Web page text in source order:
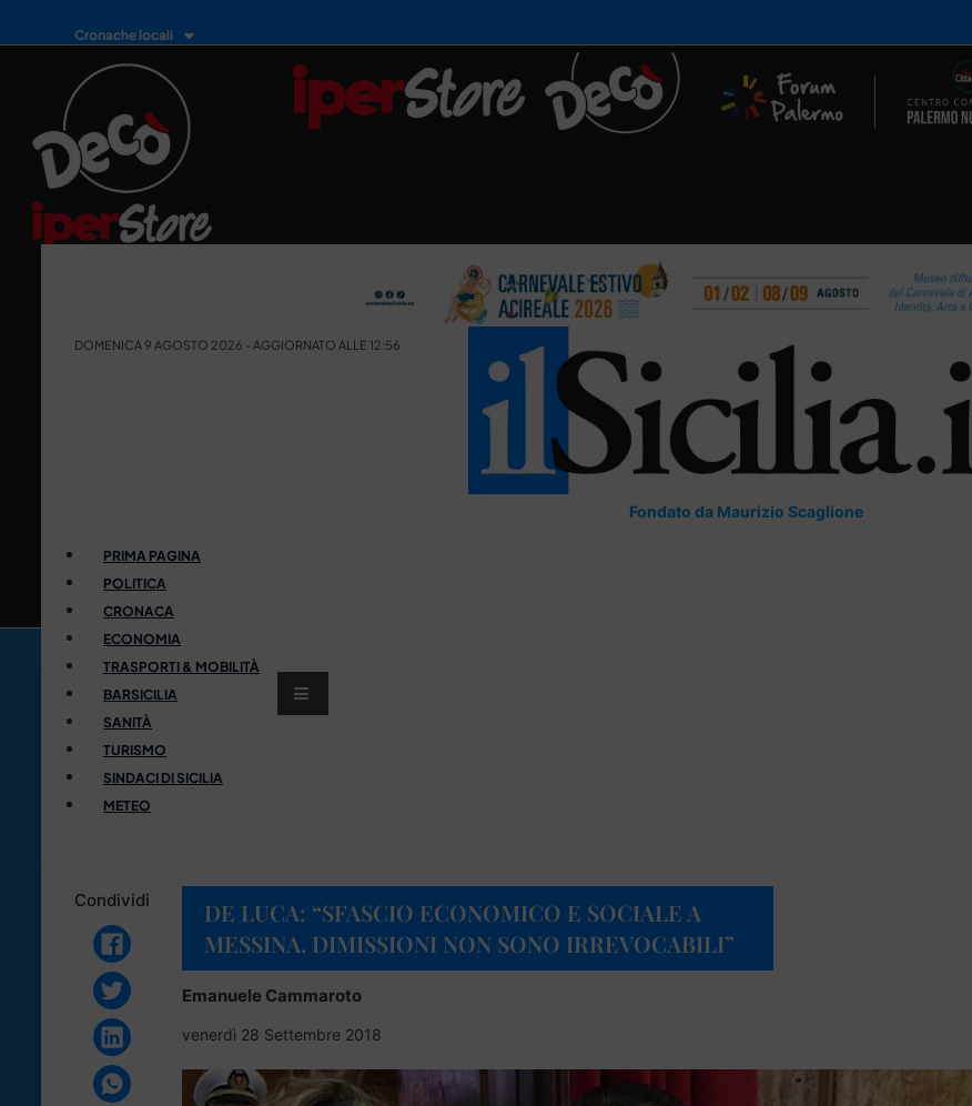
Cronache locali
DOMENICA 9 AGOSTO 2026 - AGGIORNATO ALLE 12:56
Fondato da Maurizio Scaglione
PRIMA PAGINA
POLITICA
CRONACA
ECONOMIA
TRASPORTI & MOBILITÀ
BARSICILIA
SANITÀ
TURISMO
SINDACI DI SICILIA
METEO
Condividi
DE LUCA: “SFASCIO ECONOMICO E SOCIALE A
MESSINA. DIMISSIONI NON SONO IRREVOCABILI”
Emanuele Cammaroto
venerdì 28 Settembre 2018